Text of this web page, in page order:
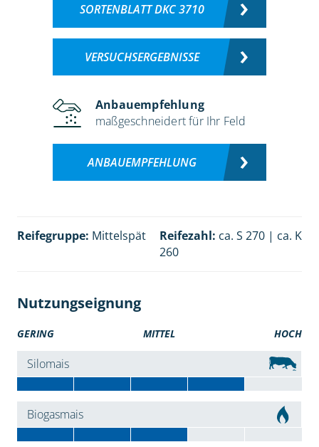
SORTENBLATT DKC 3710
VERSUCHSERGEBNISSE
Anbauempfehlung
maßgeschneidert für Ihr Feld
ANBAUEMPFEHLUNG
Reifegruppe: Mittelspät Reifezahl: ca. S 270 | ca. K
260
Nutzungseignung
GERING MITTEL HOCH
Silomais
Biogasmais